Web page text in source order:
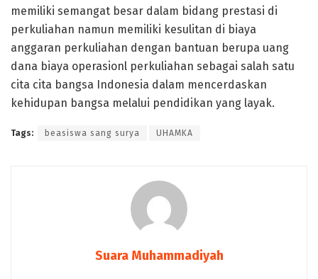
memiliki semangat besar dalam bidang prestasi di
perkuliahan namun memiliki kesulitan di biaya
anggaran perkuliahan dengan bantuan berupa uang
dana biaya operasionl perkuliahan sebagai salah satu
cita cita bangsa Indonesia dalam mencerdaskan
kehidupan bangsa melalui pendidikan yang layak.
Tags: beasiswa sang surya UHAMKA
Suara Muhammadiyah